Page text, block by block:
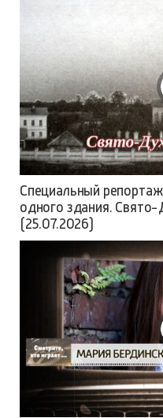
Специальный
одного здания.
(25.07.2026)